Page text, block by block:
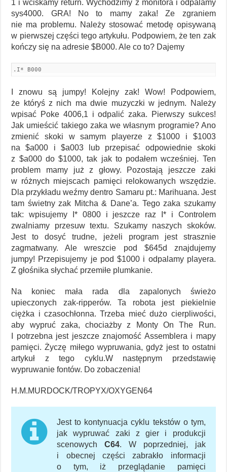
1 i wciskamy return. Wychodzimy z monitora i odpalamy
sys4000. GRA! No to mamy zaka! Ze zgraniem
nie ma problemu. Należy stosować metodę opisywaną
w pierwszej części tego artykułu. Podpowiem, że ten zak
kończy się na adresie $B000. Ale co to? Dajemy
.I* B000
I znowu są jumpy! Kolejny zak! Wow! Podpowiem,
że któryś z nich ma dwie muzyczki w jednym. Należy
wpisać Poke 4006,1 i odpalić zaka. Pierwszy sukces!
Jak umieścić takiego zaka we własnym programie? Ano
zmienić skoki w samym playerze z $1000 i $1003
na $a000 i $a003 lub przepisać odpowiednie skoki
z $a000 do $1000, tak jak to podałem wcześniej. Ten
problem mamy już z głowy. Pozostają jeszcze zaki
w różnych miejscach pamięci relokowanych wszędzie.
Dla przykładu weźmy dentro Samaru pt.: Marihuana. Jest
tam świetny zak Mitcha & Dane’a. Tego zaka szukamy
tak: wpisujemy I* 0800 i jeszcze raz I* i Controlem
zwalniamy przesuw textu. Szukamy naszych skoków.
Jest to dosyć trudne, jeżeli program jest strasznie
zagmatwany. Ale wreszcie pod $645d znajdujemy
jumpy! Przepisujemy je pod $1000 i odpalamy playera.
Z głośnika słychać przemiłe plumkanie.
Na koniec mała rada dla zapalonych świeżo
upieczonych zak-ripperów. Ta robota jest piekielnie
ciężka i czasochłonna. Trzeba mieć dużo cierpliwości,
aby wypruć zaka, chociażby z Monty On The Run.
I potrzebna jest jeszcze znajomość Assemblera i mapy
pamięci. Życzę miłego wypruwania, gdyż jest to ostatni
artykuł z tego cyklu.W następnym przedstawię
wypruwanie fontów. Do zobaczenia!
H.M.MURDOCK/TROPYX/OXYGEN64
Jest to kontynuacja cyklu tekstów o tym,
jak wypruwać zaki z gier i produkcji
scenowychC64. W poprzedniej, jak
i obecnej części zabrakło informacji
o tym, iż przeglądanie pamięci